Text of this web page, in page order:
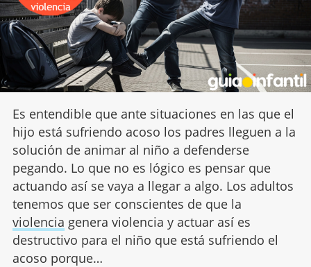
Es entendible que ante situaciones en las que el
hijo está sufriendo acoso los padres lleguen a la
solución de animar al niño a defenderse
pegando. Lo que no es lógico es pensar que
actuando así se vaya a llegar a algo. Los adultos
tenemos que ser conscientes de que la
violencia genera violencia y actuar así es
destructivo para el niño que está sufriendo el
acoso porque…